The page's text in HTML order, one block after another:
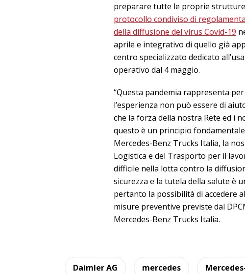
preparare tutte le proprie
protocollo condiviso di
della diffusione del virus Covid-19
aprile e integrativo di quello già
centro specializzato dedicato
operativo dal 4 maggio.
“Questa pandemia rappresenta
l’esperienza non può essere di
che la forza della nostra Rete ed i
questo è un principio
Mercedes-Benz Trucks Italia, la
Logistica e del Trasporto per il
difficile nella lotta contro la
sicurezza e la tutela della salute è
pertanto la possibilità di accedere
misure preventive previste dal
Mercedes-Benz Trucks Italia.
Daimler AG mercedes